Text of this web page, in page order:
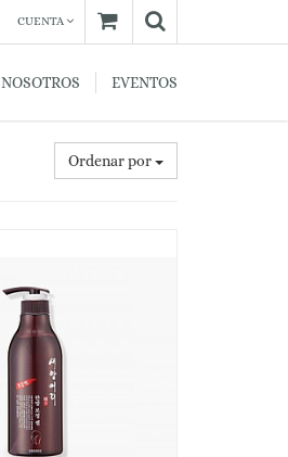
CUENTA
NOSOTROS EVENTOS
Ordenar por